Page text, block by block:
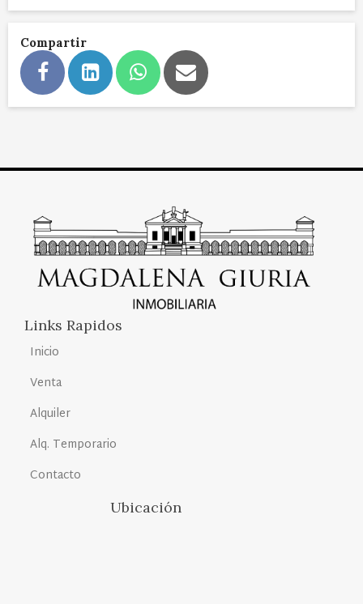
Compartir
Links Rapidos
Inicio
Venta
Alquiler
Alq. Temporario
Contacto
Ubicación